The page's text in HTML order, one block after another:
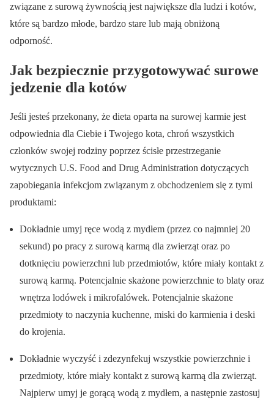
związane z surową żywnością jest największe dla ludzi i kotów,
które są bardzo młode, bardzo stare lub mają obniżoną
odporność.
Jak bezpiecznie przygotowywać surowe
jedzenie dla kotów
Jeśli jesteś przekonany, że dieta oparta na surowej karmie jest
odpowiednia dla Ciebie i Twojego kota, chroń wszystkich
członków swojej rodziny poprzez ścisłe przestrzeganie
wytycznych U.S. Food and Drug Administration dotyczących
zapobiegania infekcjom związanym z obchodzeniem się z tymi
produktami:
Dokładnie umyj ręce wodą z mydłem (przez co najmniej 20
sekund) po pracy z surową karmą dla zwierząt oraz po
dotknięciu powierzchni lub przedmiotów, które miały kontakt z
surową karmą. Potencjalnie skażone powierzchnie to blaty oraz
wnętrza lodówek i mikrofalówek. Potencjalnie skażone
przedmioty to naczynia kuchenne, miski do karmienia i deski
do krojenia.
Dokładnie wyczyść i zdezynfekuj wszystkie powierzchnie i
przedmioty, które miały kontakt z surową karmą dla zwierząt.
Najpierw umyj je gorącą wodą z mydłem, a następnie zastosuj